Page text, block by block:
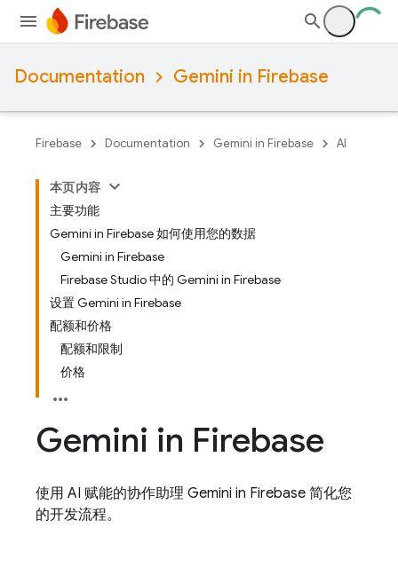
Documentation Gemini in Firebase
Firebase Documentation Gemini in Firebase AI
本页内容
主要功能
Gemini in Firebase 如何使用您的数据
Gemini in Firebase
Firebase Studio 中的 Gemini in Firebase
设置 Gemini in Firebase
配额和价格
配额和限制
价格
Gemini in Firebase
使用 AI 赋能的协作助理 Gemini in Firebase 简化您
的开发流程。